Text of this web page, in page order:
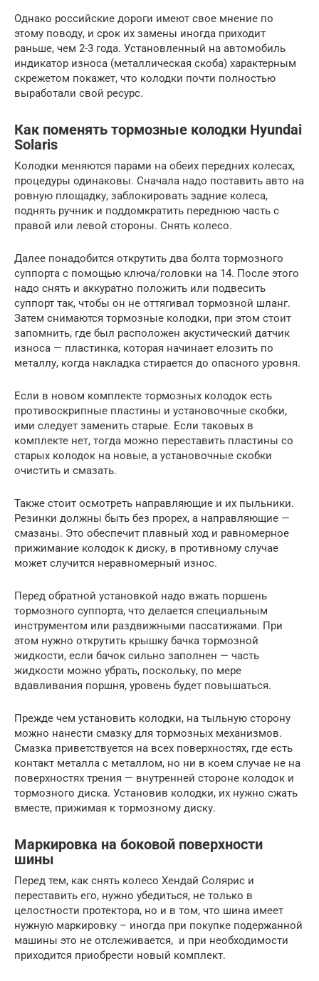
Однако российские дороги имеют свое мнение по
этому поводу, и срок их замены иногда приходит
раньше, чем 2-3 года. Установленный на автомобиль
индикатор износа (металлическая скоба) характерным
скрежетом покажет, что колодки почти полностью
выработали свой ресурс.
Как поменять тормозные колодки Hyundai
Solaris
Колодки меняются парами на обеих передних колесах,
процедуры одинаковы. Сначала надо поставить авто на
ровную площадку, заблокировать задние колеса,
поднять ручник и поддомкратить переднюю часть с
правой или левой стороны. Снять колесо.
Далее понадобится открутить два болта тормозного
суппорта с помощью ключа/головки на 14. После этого
надо снять и аккуратно положить или подвесить
суппорт так, чтобы он не оттягивал тормозной шланг.
Затем снимаются тормозные колодки, при этом стоит
запомнить, где был расположен акустический датчик
износа — пластинка, которая начинает елозить по
металлу, когда накладка стирается до опасного уровня.
Если в новом комплекте тормозных колодок есть
противоскрипные пластины и установочные скобки,
ими следует заменить старые. Если таковых в
комплекте нет, тогда можно переставить пластины со
старых колодок на новые, а установочные скобки
очистить и смазать.
Также стоит осмотреть направляющие и их пыльники.
Резинки должны быть без прорех, а направляющие —
смазаны. Это обеспечит плавный ход и равномерное
прижимание колодок к диску, в противному случае
может случится неравномерный износ.
Перед обратной установкой надо вжать поршень
тормозного суппорта, что делается специальным
инструментом или раздвижными пассатижами. При
этом нужно открутить крышку бачка тормозной
жидкости, если бачок сильно заполнен — часть
жидкости можно убрать, поскольку, по мере
вдавливания поршня, уровень будет повышаться.
Прежде чем установить колодки, на тыльную сторону
можно нанести смазку для тормозных механизмов.
Смазка приветствуется на всех поверхностях, где есть
контакт металла с металлом, но ни в коем случае не на
поверхностях трения — внутренней стороне колодок и
тормозного диска. Установив колодки, их нужно сжать
вместе, прижимая к тормозному диску.
Маркировка на боковой поверхности
шины
Перед тем, как снять колесо Хендай Солярис и
переставить его, нужно убедиться, не только в
целостности протектора, но и в том, что шина имеет
нужную маркировку – иногда при покупке подержанной
машины это не отслеживается, и при необходимости
приходится приобрести новый комплект.